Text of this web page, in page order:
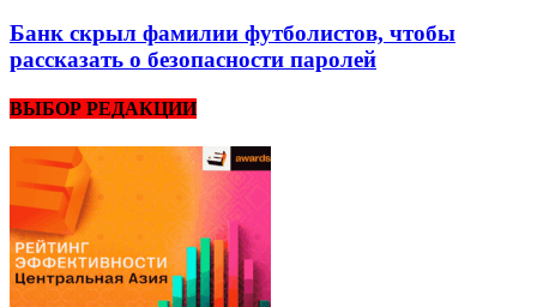
Банк скрыл фамилии футболистов, чтобы
рассказать о безопасности паролей
ВЫБОР РЕДАКЦИИ